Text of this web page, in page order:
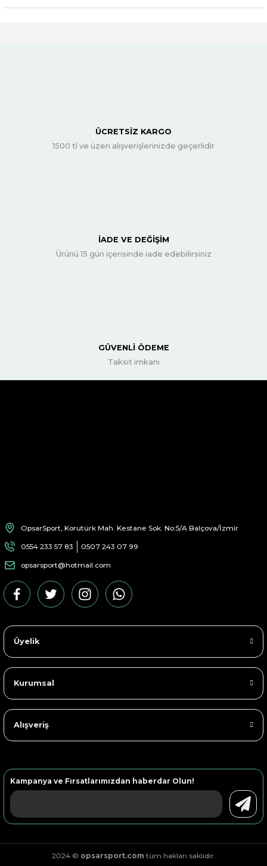
ÜCRETSİZ KARGO
1500 tl ve üzeri alışverişlerinizde geçerlidir
İADE VE DEĞİŞİM
Ürünü 15 gün içerisinde iade edebilirsiniz
GÜVENLİ ÖDEME
Taksit imkanı
OpsarSport, Korutürk Mah. Kestane Sok. No:5/A Balçova/İzmir
0554 233 57 83 0507 243 07 99
opsarsport@hotmail.com
Üyelik
Kurumsal
Alışveriş
Kampanya ve Fırsatlarımızdan haberdar Olun!
2024 © opsarsport.com tüm hakları saklıdır.